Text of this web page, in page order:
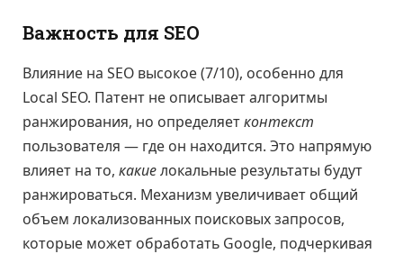
Важность для SEO
Влияние на SEO высокое (7/10), особенно для
Local SEO. Патент не описывает алгоритмы
ранжирования, но определяетконтекст
пользователя — где он находится. Это напрямую
влияет на то, какиелокальные результаты будут
ранжироваться. Механизм увеличивает общий
объем локализованных поисковых запросов,
которые может обработать Google, подчеркивая